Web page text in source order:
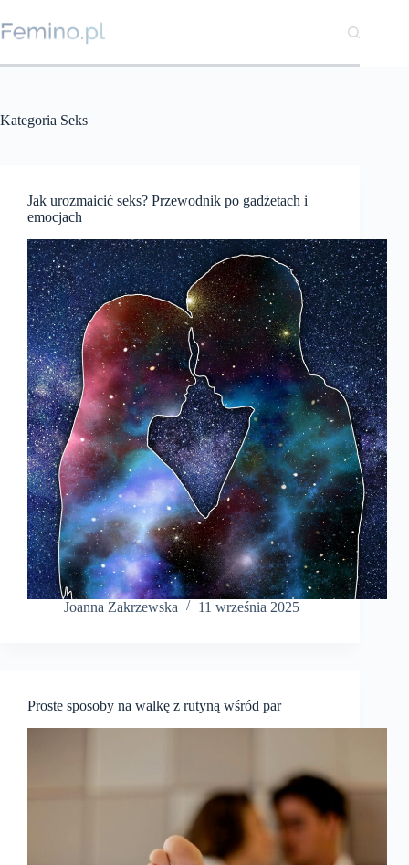
do
treści
Kategoria Seks
Jak urozmaicić seks? Przewodnik po gadżetach i
emocjach
Joanna Zakrzewska 11 września 2025
Proste sposoby na walkę z rutyną wśród par